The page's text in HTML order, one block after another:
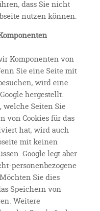
dass Sie nicht
nutzen können.
Komponenten von
Sie eine Seite mit
wird eine
hergestellt.
welche Seiten Sie
von Cookies für das
hat, wird auch
mit keinen
Google legt aber
personenbezogene
Sie dies
Speichern von
Weitere